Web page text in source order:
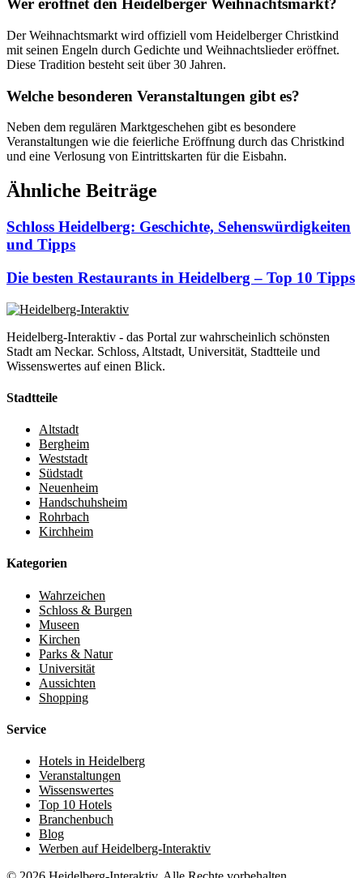
Wer eröffnet den Heidelberger Weihnachtsmarkt?
Der Weihnachtsmarkt wird offiziell vom Heidelberger Christkind
mit seinen Engeln durch Gedichte und Weihnachtslieder eröffnet.
Diese Tradition besteht seit über 30 Jahren.
Welche besonderen Veranstaltungen gibt es?
Neben dem regulären Marktgeschehen gibt es besondere
Veranstaltungen wie die feierliche Eröffnung durch das Christkind
und eine Verlosung von Eintrittskarten für die Eisbahn.
Ähnliche Beiträge
Schloss Heidelberg: Geschichte, Sehenswürdigkeiten
und Tipps
Die besten Restaurants in Heidelberg – Top 10 Tipps
Heidelberg-Interaktiv - das Portal zur wahrscheinlich schönsten
Stadt am Neckar. Schloss, Altstadt, Universität, Stadtteile und
Wissenswertes auf einen Blick.
Stadtteile
Altstadt
Bergheim
Weststadt
Südstadt
Neuenheim
Handschuhsheim
Rohrbach
Kirchheim
Kategorien
Wahrzeichen
Schloss & Burgen
Museen
Kirchen
Parks & Natur
Universität
Aussichten
Shopping
Service
Hotels in Heidelberg
Veranstaltungen
Wissenswertes
Top 10 Hotels
Branchenbuch
Blog
Werben auf Heidelberg-Interaktiv